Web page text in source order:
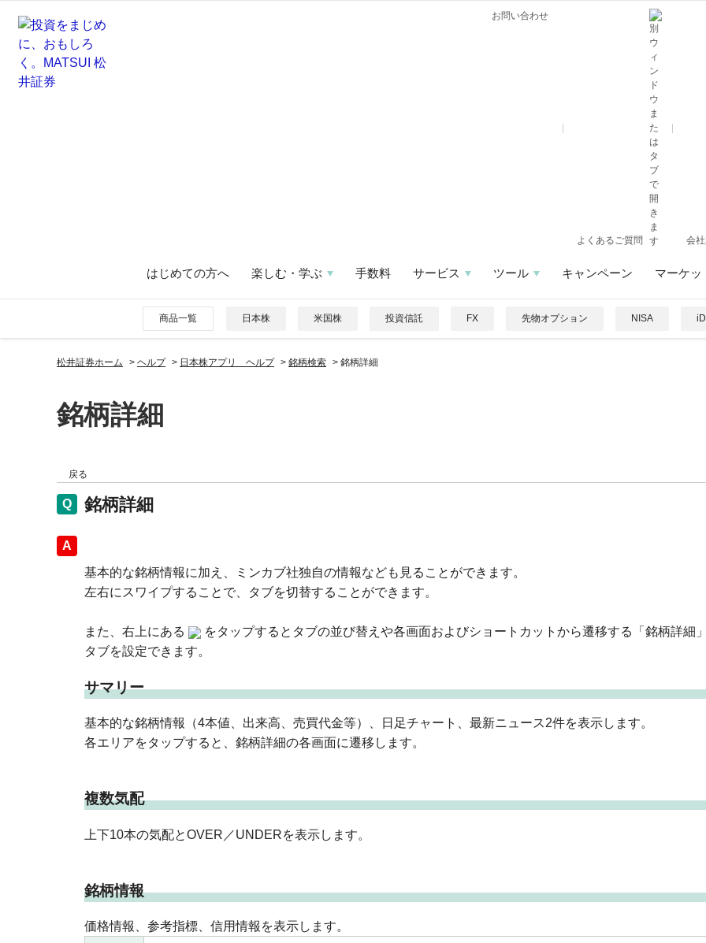
お問い合わせ
よくあるご質問 会
はじめての方へ 楽しむ・学ぶ 手数料 サービス ツール キャンペーン マーケッ
商品一覧 日本株 米国株 投資信託 FX 先物オプション NISA
松井証券ホーム > ヘルプ > 日本株アプリ ヘルプ > 銘柄検索 > 銘柄詳細
銘柄詳細
戻る
銘柄詳細
回答
基本的な銘柄情報に加え、ミンカブ社独自の情報なども見ることができます。
左右にスワイプすることで、タブを切替することができます。
また、右上にある
をタップするとタブの並び替えや各画面およびショートカットから遷移する「銘柄詳細
タブを設定できます。
サマリー
基本的な銘柄情報（4本値、出来高、売買代金等）、日足チャート、最新ニュース2件を表示します。
各エリアをタップすると、銘柄詳細の各画面に遷移します。
複数気配
上下10本の気配とOVER／UNDERを表示します。
銘柄情報
価格情報、参考指標、信用情報を表示します。